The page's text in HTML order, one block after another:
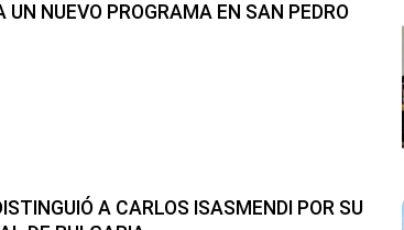
UN NUEVO PROGRAMA EN SAN PEDRO
A CARLOS ISASMENDI POR SU